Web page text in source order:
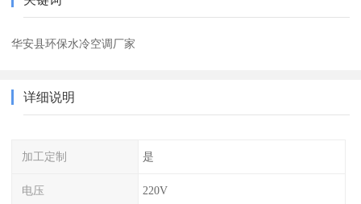
华安县环保水冷空调厂家
详细说明
加工定制 是
电压 220V